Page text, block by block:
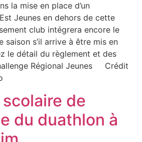
la mise en place d’un
Jeunes en dehors de cette
club intégrera encore le
saison s’il arrive à être mis en
le détail du règlement et des
Régional Jeunes Crédit
de
du duathlon à